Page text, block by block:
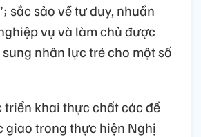
sắc sảo về tư duy, nhuần
vụ và làm chủ được
nhân lực trẻ cho một số
triển khai thực chất các đề
giao trong thực hiện Nghị